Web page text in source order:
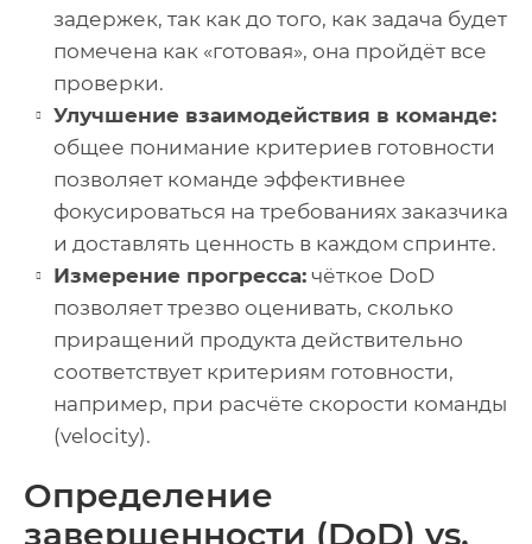
задержек, так как до того, как задача будет
помечена как «готовая», она пройдёт все
проверки.
Улучшение взаимодействия в команде:
общее понимание критериев готовности
позволяет команде эффективнее
фокусироваться на требованиях заказчика
и доставлять ценность в каждом спринте.
Измерение прогресса: чёткое DoD
позволяет трезво оценивать, сколько
приращений продукта действительно
соответствует критериям готовности,
например, при расчёте скорости команды
(velocity).
Определение
завершенности (DoD) vs.